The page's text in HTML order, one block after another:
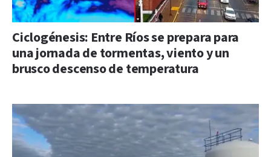
Ciclogénesis: Entre Ríos se prepara para
una jornada de tormentas, viento y un
brusco descenso de temperatura